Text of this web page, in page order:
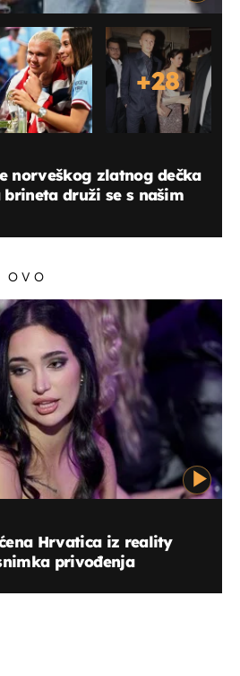
+28
norveškog zlatnog dečka
brineta druži se s našim
OVO
Hrvatica iz reality
privođenja